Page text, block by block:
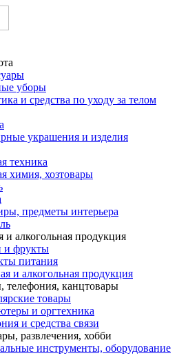
уборы
и средства по уходу за телом
украшения и изделия
техника
химия, хозтовары
предметы интерьера
и алкогольная продукция
фрукты
питания
и алкогольная продукция
телефония, канцтовары
товары
и оргтехника
и средства связи
развлечения, хобби
инструменты, оборудование